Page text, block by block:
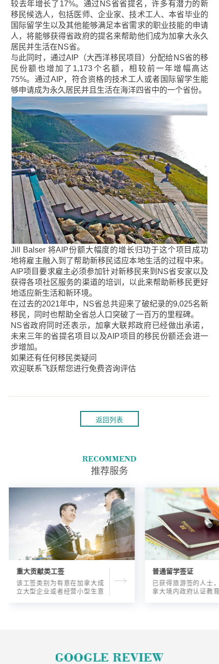
较去年增长了17%。通过NS省省提名，许多有潜力的新
移民候选人，包括医师、企业家、技术工人、本省毕业的
国际留学生以及其他能够满足本省需求的职业技能的申请
人，将能够获得省政府的提名来帮助他们成为加拿大永久
居民并生活在NS省。
与此同时，通过AIP（大西洋移民项目）分配给NS省的移
民份额也增加了1,173个名额，相较前一年增幅高达
75%。通过AIP，符合资格的技术工人或者国际留学生能
够申请成为永久居民并且生活在海洋四省中的一个省份。
Jill Balser 将AIP份额大幅度的增长归功于这个项目成功
地将雇主融入到了帮助新移民适应本地生活的过程中来。
AIP项目要求雇主必须参加针对新移民来到NS省安家以及
获得各项社区服务的渠道的培训，以此来帮助新移民更好
地适应新生活和新环境。
在过去的2021年中，NS省总共迎来了破纪录的9,025名新
移民，同时也帮助全省总人口突破了一百万的里程碑。
NS省政府同时还表示，加拿大联邦政府已经做出承诺，
未来三年的省提名项目以及AIP项目的移民份额还会进一
步增加。
如果还有任何移民类疑问
欢迎联系飞跃帮您进行免费咨询评估
返回列表
推荐服务
重大贡献类工签
该工签类别为有意在加拿大成
立大型企业或者经营小型生意
普通留学签证
已获得旅游签的人士
拿大境内政府认证教